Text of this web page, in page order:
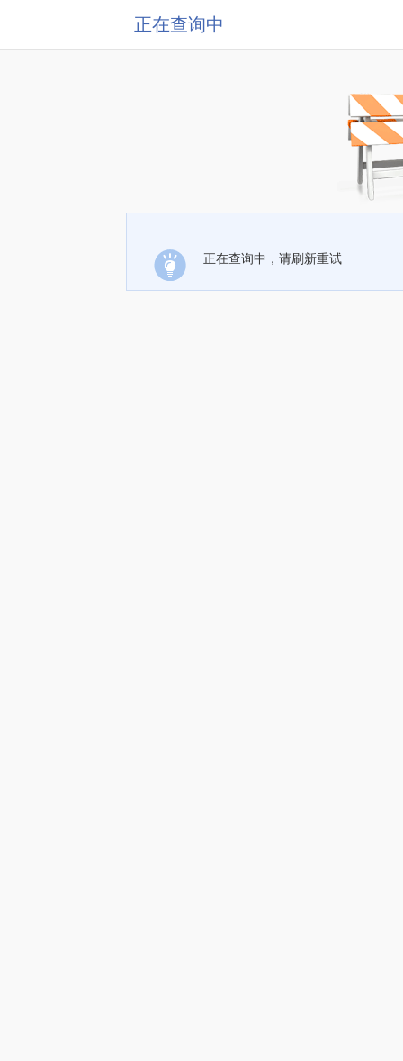
正在查询中
正在查询中，请刷新重试